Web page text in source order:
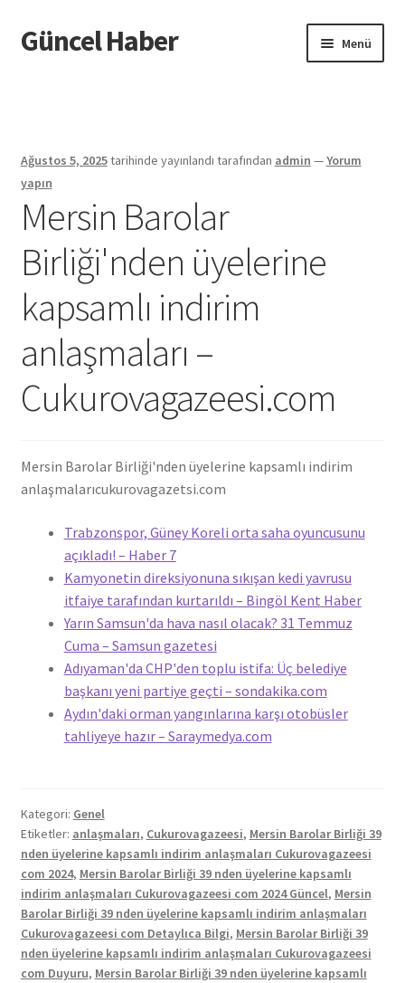
Dolaşıma
geç
İçeriğe
geç
Güncel Haber Menü
Ağustos 5, 2025tarihinde yayınlandı tarafından admin —Yorum
yapın
Mersin Barolar
Birliği'nden üyelerine
kapsamlı indirim
anlaşmaları –
Cukurovagazeesi.com
Mersin Barolar Birliği'nden üyelerine kapsamlı indirim
anlaşmalarıcukurovagazetsi.com
Trabzonspor, Güney Koreli orta saha oyuncusunu
açıkladı! – Haber 7
Kamyonetin direksiyonuna sıkışan kedi yavrusu
itfaiye tarafından kurtarıldı – Bingöl Kent Haber
Yarın Samsun'da hava nasıl olacak? 31 Temmuz
Cuma – Samsun gazetesi
Adıyaman'da CHP'den toplu istifa: Üç belediye
başkanı yeni partiye geçti – sondakika.com
Aydın'daki orman yangınlarına karşı otobüsler
tahliyeye hazır – Saraymedya.com
Kategori: Genel
Etiketler: anlaşmaları, Cukurovagazeesi, Mersin Barolar Birliği 39
nden üyelerine kapsamlı indirim anlaşmaları Cukurovagazeesi
com 2024, Mersin Barolar Birliği 39 nden üyelerine kapsamlı
indirim anlaşmaları Cukurovagazeesi com 2024 Güncel, Mersin
Barolar Birliği 39 nden üyelerine kapsamlı indirim anlaşmaları
Cukurovagazeesi com Detaylıca Bilgi, Mersin Barolar Birliği 39
nden üyelerine kapsamlı indirim anlaşmaları Cukurovagazeesi
com Duyuru, Mersin Barolar Birliği 39 nden üyelerine kapsamlı